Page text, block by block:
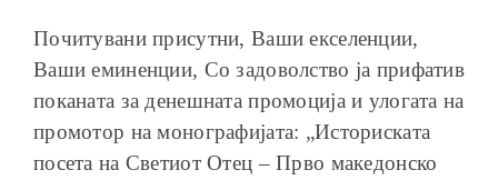
ПРМ 2009-2019
Почитувани присутни, Ваши екселенции,
Ваши еминенции, Со задоволство ја прифатив
поканата за денешната промоција и улогата на
промотор на монографијата: „Историската
посета на Светиот Отец – Прво македонско